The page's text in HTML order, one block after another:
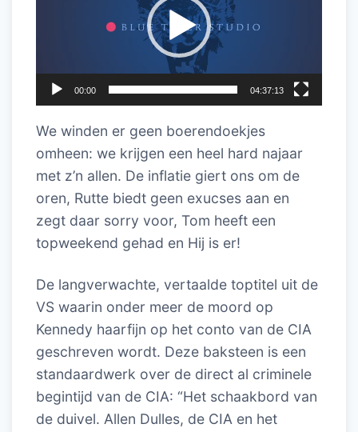
00:00 04:37:13
We winden er geen boerendoekjes
omheen: we krijgen een heel hard najaar
met z’n allen. De inflatie giert ons om de
oren, Rutte biedt geen exucses aan en
zegt daar sorry voor, Tom heeft een
topweekend gehad en Hij is er!
De langverwachte, vertaalde toptitel uit de
VS waarin onder meer de moord op
Kennedy haarfijn op het conto van de CIA
geschreven wordt. Deze baksteen is een
standaardwerk over de direct al criminele
begintijd van de CIA: “Het schaakbord van
de duivel. Allen Dulles, de CIA en het